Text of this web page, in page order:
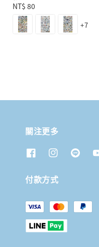
Regular
price
NT$ 80
+7
關注更多
付款方式